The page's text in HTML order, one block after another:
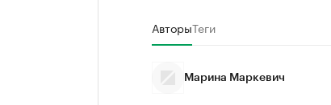
АвторыТеги
Марина Маркевич